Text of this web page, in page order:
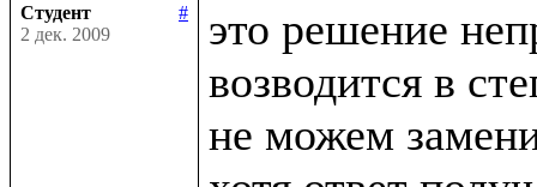
Студент
#
2 дек. 2009
это решение
возводится в
не можем